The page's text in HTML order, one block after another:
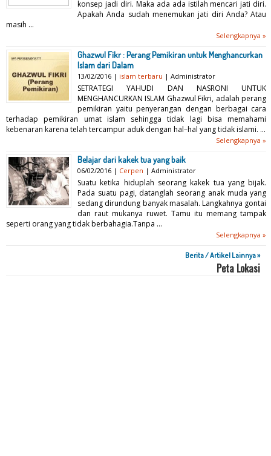
konsep jadi diri. Maka ada ada istilah mencari jati diri.
Apakah Anda sudah menemukan jati diri Anda? Atau
masih ...
Selengkapnya »
Ghazwul Fikr : Perang Pemikiran untuk Menghancurkan
Islam dari Dalam
13/02/2016 | islam terbaru | Administrator
SETRATEGI YAHUDI DAN NASRONI UNTUK
MENGHANCURKAN ISLAM Ghazwul Fikri, adalah perang
pemikiran yaitu penyerangan dengan berbagai cara
terhadap pemikiran umat islam sehingga tidak lagi bisa memahami
kebenaran karena telah tercampur aduk dengan hal–hal yang tidak islami. ...
Selengkapnya »
Belajar dari kakek tua yang baik
06/02/2016 | Cerpen | Administrator
Suatu ketika hiduplah seorang kakek tua yang bijak.
Pada suatu pagi, datanglah seorang anak muda yang
sedang dirundung banyak masalah. Langkahnya gontai
dan raut mukanya ruwet. Tamu itu memang tampak
seperti orang yang tidak berbahagia.Tanpa ...
Selengkapnya »
Berita / Artikel Lainnya »
Peta Lokasi